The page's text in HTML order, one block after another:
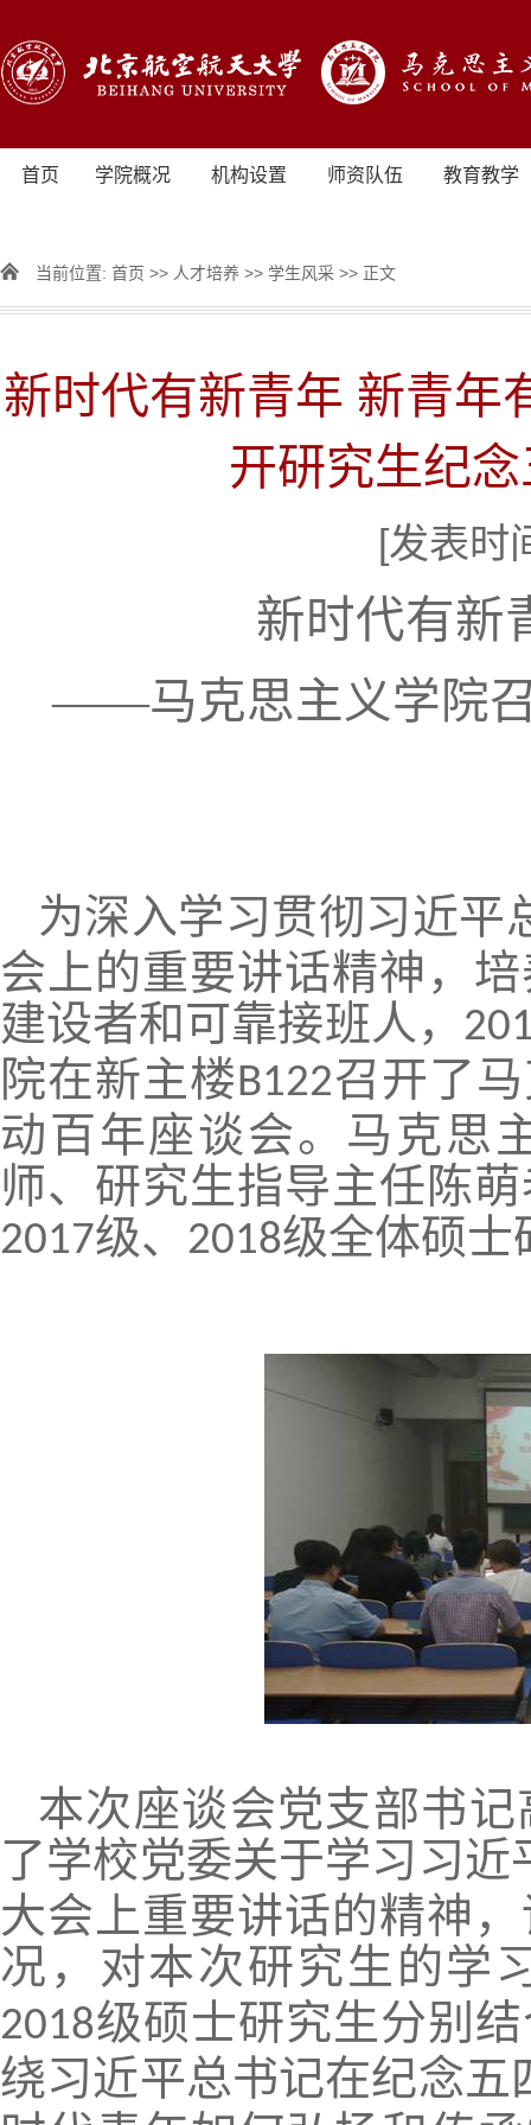
首页 学院概况 机构设置 师资队伍 教育教学
当前位置: 首页 >> 人才培养 >> 学生风采 >> 正文
新时代有新青年 新青
开研究生纪
[发表时
新时代有新
——马克思主义学院
为深入学习贯彻习近平
会上的重要讲话精神，
建设者和可靠接班人，
院在新主楼B122召开了
动百年座谈会。马克思
师、研究生指导主任陈
2017级、 2018级全体硕士
本次座谈会党支部书
了学校党委关于学习习
大会上重要讲话的精神
况，对本次研究生的学
2018级硕士研究生分别
绕习近平总书记在纪念五